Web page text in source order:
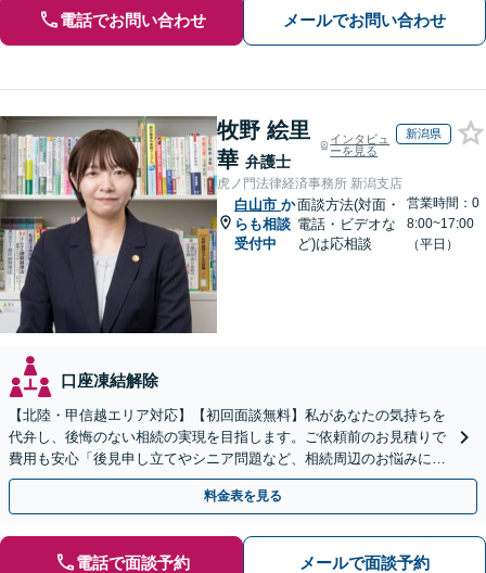
電話でお問い合わせ メールでお問い合わせ
牧野 絵里
華 弁護士
インタビュ
ーを見る
新潟県
虎ノ門法律経済事務所 新潟支店
白山市 か
らも相談
受付中
面談方法(対面・
電話・ビデオな
ど)は応相談
営業時間：0
8:00~17:00
（平日）
口座凍結解除
【北陸・甲信越エリア対応】【初回面談無料】私があなたの気持ちを
代弁し、後悔のない相続の実現を目指します。ご依頼前のお見積りで
費用も安心「後見申し立てやシニア問題など、相続周辺のお悩みにも
対処可能」【WEB面談対応】
料金表を見る
電話で面談予約 メールで面談予約